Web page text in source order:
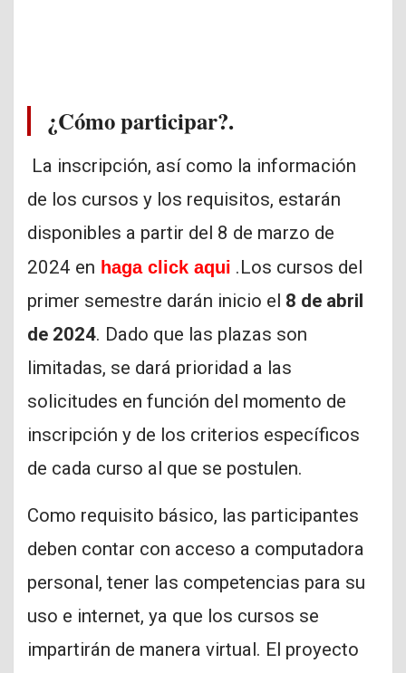
¿Cómo participar?.
La inscripción, así como la información
de los cursos y los requisitos, estarán
disponibles a partir del 8 de marzo de
2024 en haga click aqui .Los cursos del
primer semestre darán inicio el 8 de abril
de 2024. Dado que las plazas son
limitadas, se dará prioridad a las
solicitudes en función del momento de
inscripción y de los criterios específicos
de cada curso al que se postulen.
Como requisito básico, las participantes
deben contar con acceso a computadora
personal, tener las competencias para su
uso e internet, ya que los cursos se
impartirán de manera virtual. El proyecto